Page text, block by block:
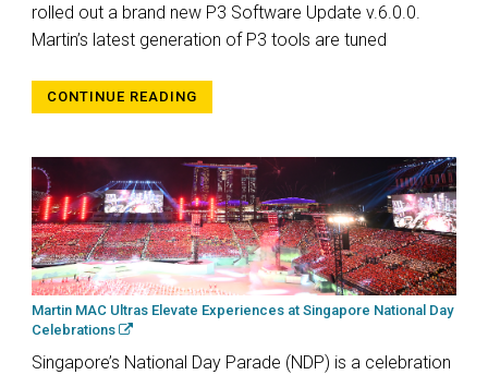
rolled out a brand new P3 Software Update v.6.0.0.
Martin’s latest generation of P3 tools are tuned
CONTINUE READING
Martin MAC Ultras Elevate Experiences at Singapore National Day
Celebrations
Singapore’s National Day Parade (NDP) is a celebration